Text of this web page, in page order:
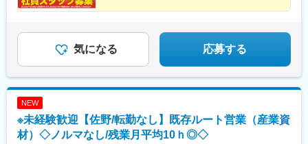
気になる 応募する
NEW
※未経験歓迎【佐野/転勤なし】既存ルート営業（産業資
材）◇ノルマなし/残業月平均10ｈ◎◇